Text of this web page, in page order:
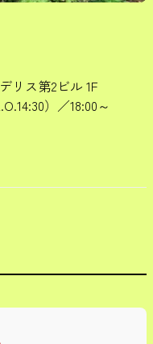
リス第2ビル 1F
）／18:00～